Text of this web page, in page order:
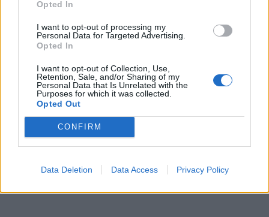
Opted In
I want to opt-out of processing my
Personal Data for Targeted Advertising.
Opted In
I want to opt-out of Collection, Use,
Retention, Sale, and/or Sharing of my
Personal Data that Is Unrelated with the
Purposes for which it was collected.
Opted Out
CONFIRM
Data Deletion Data Access Privacy Policy